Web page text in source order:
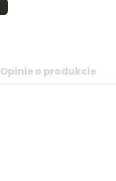
Opinie o produkcie